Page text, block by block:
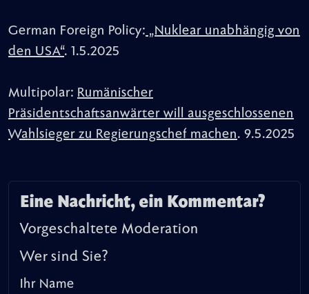
German Foreign Policy: „Nuklear unabhängig von
den USA“. 1.5.2025
Multipolar: Rumänischer
Präsidentschaftsanwärter will ausgeschlossenen
Wahlsieger zu Regierungschef machen. 9.5.2025
Eine Nachricht, ein Kommentar?
Vorgeschaltete Moderation
Wer sind Sie?
Ihr Name